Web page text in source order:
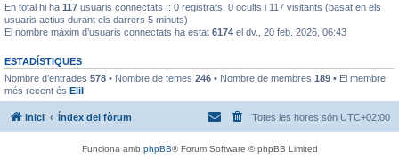
En total hi ha 117 usuaris connectats :: 0 registrats, 0 ocults i 117 visitants (basat en els
usuaris actius durant els darrers 5 minuts)
El nombre màxim d’usuaris connectats ha estat 6174 el dv., 20 feb. 2026, 06:43
ESTADÍSTIQUES
Nombre d’entrades 578 • Nombre de temes 246 • Nombre de membres 189 • El membre
més recent és EliI
Inici Índex del fòrum Totes les hores són UTC+02:00
Funciona amb phpBB® Forum Software © phpBB Limited